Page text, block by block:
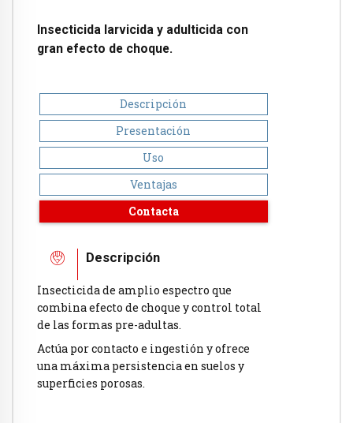
Insecticida larvicida y adulticida con
gran efecto de choque.
Descripción
Presentación
Uso
Ventajas
Contacta
Descripción
Insecticida de amplio espectro que
combina efecto de choque y control total
de las formas pre-adultas.
Actúa por contacto e ingestión y ofrece
una máxima persistencia en suelos y
superficies porosas.